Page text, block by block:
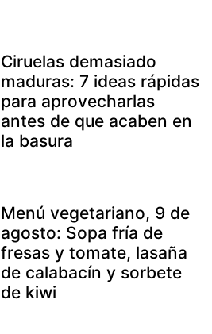
Ciruelas demasiado
maduras: 7 ideas rápidas
para aprovecharlas
antes de que acaben en
la basura
Menú vegetariano, 9 de
agosto: Sopa fría de
fresas y tomate, lasaña
de calabacín y sorbete
de kiwi